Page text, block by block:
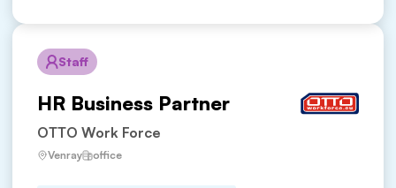
Staff
HR Business Partner
OTTO Work Force
Venray office